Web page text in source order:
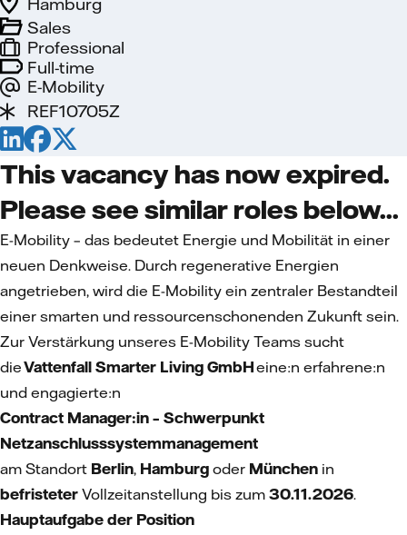
Full-time
E-Mobility
Sales
Professional
REF10705Z
This vacancy has now expired.
Please see similar roles below...
E-Mobility – das bedeutet Energie und Mobilität in einer
neuen Denkweise. Durch regenerative Energien
angetrieben, wird die E-Mobility ein zentraler Bestandteil
einer smarten und ressourcenschonenden Zukunft sein.
Zur Verstärkung unseres E-Mobility Teams sucht
dieVattenfall Smarter Living GmbHeine:n erfahrene:n
und engagierte:n
Contract Manager:in – Schwerpunkt
Netzanschlusssystemmanagement
am Standort Berlin, Hamburg oder München in
befristeter Vollzeitanstellung bis zum 30.11.2026.
Hauptaufgabe der Position